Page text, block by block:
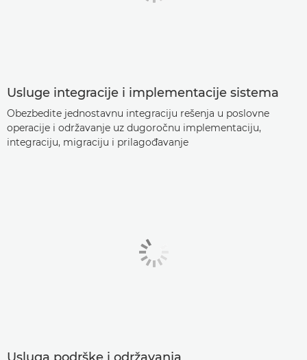
Usluge integracije i implementacije sistema
Obezbedite jednostavnu integraciju rešenja u poslovne
operacije i održavanje uz dugoročnu implementaciju,
integraciju, migraciju i prilagođavanje